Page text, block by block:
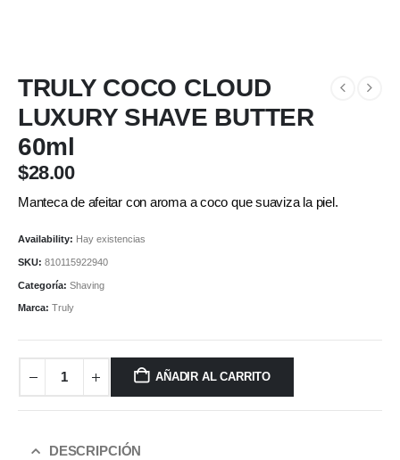
TRULY COCO CLOUD
LUXURY SHAVE BUTTER
60ml
$28.00
Manteca de afeitar con aroma a coco que suaviza la piel.
Availability: Hay existencias
SKU: 810115922940
Categoría: Shaving
Marca: Truly
AÑADIR AL CARRITO
DESCRIPCIÓN